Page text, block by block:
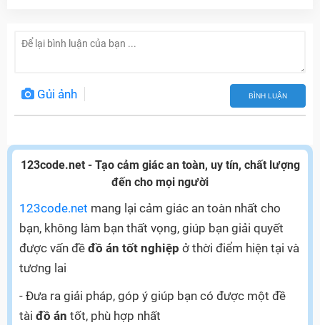
Gủi ảnh BÌNH LUẬN
123code.net - Tạo cảm giác an toàn, uy tín, chất lượng
đến cho mọi người
123code.net mang lại cảm giác an toàn nhất cho
bạn, không làm bạn thất vọng, giúp bạn giải quyết
được vấn đề đồ án tốt nghiệp ở thời điểm hiện tại và
tương lai
- Đưa ra giải pháp, góp ý giúp bạn có được một đề
tài đồ án tốt, phù hợp nhất